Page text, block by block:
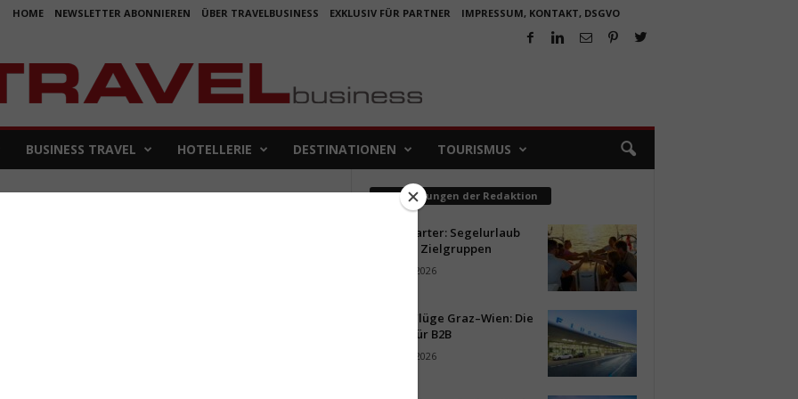
HOME NEWSLETTER ABONNIEREN ÜBER TRAVELBUSINESS EXKLUSIV FÜR PARTNER IMPRESSUM, KONTAKT, DSGVO
BUSINESS TRAVEL HOTELLERIE DESTINATIONEN TOURISMUS
Empfehlungen der Redaktion
Kojencharter: Segelurlaub
für neue Zielgruppen
5. August 2026
Aus für Flüge Graz–Wien: Die
Folgen für B2B
4. August 2026